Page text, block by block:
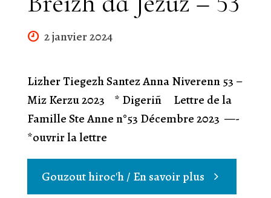
2 janvier 2024
Lizher Tiegezh Santez Anna Niverenn 53 –
Miz Kerzu 2023 * Digeriñ Lettre de la
Famille Ste Anne n°53 Décembre 2023 —-
*ouvrir la lettre
Gouzout hiroc'h / En savoir plus"Breizh